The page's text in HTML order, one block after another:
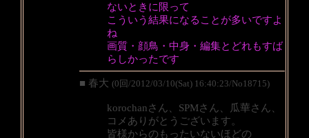
ないときに限って
こういう結果になることが多いですよ
ね
画質・顔鳥・中身・編集とどれもすば
らしかったです
■ 春大 (0回/2012/03/10(Sat) 16:40:23/No18715)
korochanさん、SPMさん、瓜華さん、
コメありがとうございます。
皆様からのもったいないほどの